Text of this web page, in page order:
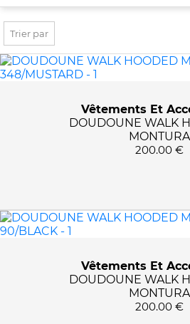
FILTRER PAR
MARQUES
0€ - 400€
L
1003/EXUBERANCE
5630/AREDNALIN
Trier par
Vêtements Et
DOUDOUNE WALK
MONTURA
200.00 €
Vêtements Et
DOUDOUNE WALK
MONTURA
200.00 €